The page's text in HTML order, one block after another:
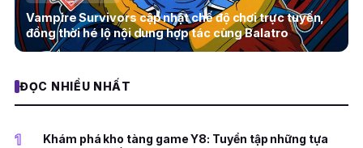
Vampire Survivors cập nhật chế độ chơi trực tuyến,
đồng thời hé lộ nội dung hợp tác cùng Balatro
ĐỌC NHIỀU NHẤT
1
Khám phá kho tàng game Y8: Tuyển tập những tựa